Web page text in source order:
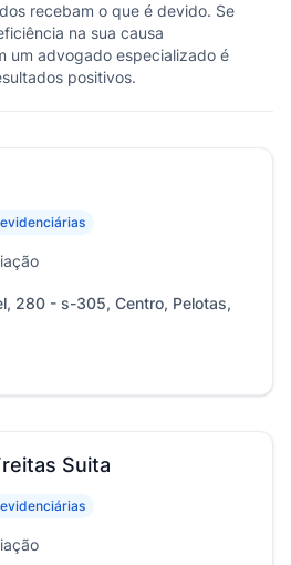
recebam o que é devido. Se
na sua causa
um advogado especializado é
positivos.
280 - s-305, Centro, Pelotas,
Suita